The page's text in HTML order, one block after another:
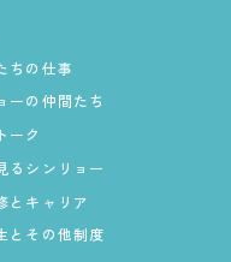
ちの仕事
ーの仲間たち
ーク
るシンリョー
とキャリア
とその他制度